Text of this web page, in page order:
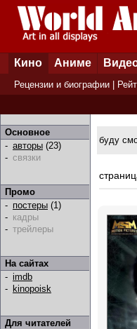
Кино Аниме
Рецензии и биографии
Основное
- авторы (23)
- связки
Промо
- постеры (1)
- кадры
- трейлеры
На сайтах
- imdb
- kinopoisk
Для читателей
буду